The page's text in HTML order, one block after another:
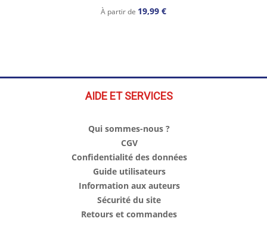
À partir de 19,99 €
AIDE ET SERVICES
Qui sommes-nous ?
CGV
Confidentialité des données
Guide utilisateurs
Information aux auteurs
Sécurité du site
Retours et commandes